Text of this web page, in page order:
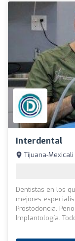
Interdental
Tijuana-Mexicali
Dentistas en los
mejores
Prostodoncia,
Implantología.